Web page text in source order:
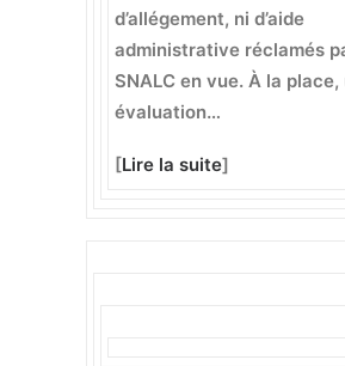
d’allégement, ni d’aide
administrative réclamés
SNALC en vue. À la place,
évaluation…
[Lire la suite]